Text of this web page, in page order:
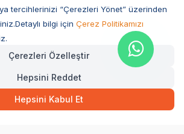
Sıkça Sorulan Sorular
Sok. No:13 Başiskele / KOCAELİ
tercihlerinizi “Çerezleri Yönet” üzerinden
bilgi için Çerez Politikamızı
Çerezleri Özelleştir
Hepsini Reddet
Hepsini Kabul Et